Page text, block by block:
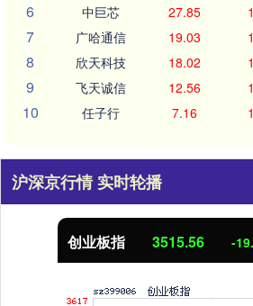
6 中巨芯 27.85
7 广哈通信 19.03
8 欣天科技 18.02
9 飞天诚信 12.56
10 任子行 7.16
沪深京行情 实时轮播
创业板指 3515.56 -